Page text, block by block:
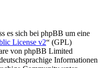
es sich bei phpBB um eine
License v2“ (GPL)
von phpBB Limited
Informationen